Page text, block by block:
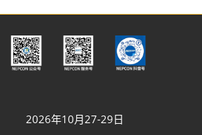
2026年10月27-29日